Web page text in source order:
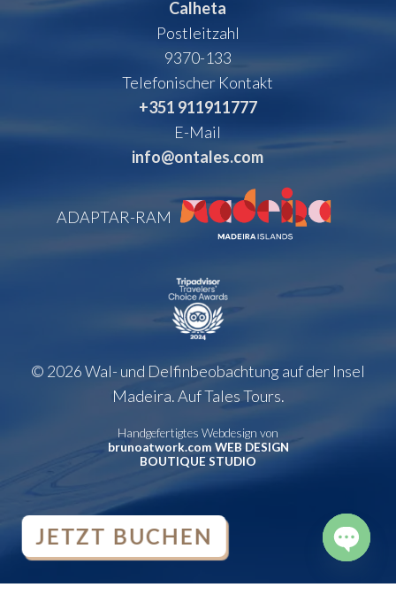
Calheta
Postleitzahl
9370-133
Telefonischer Kontakt
+351 911911777
E-Mail
info@ontales.com
ADAPTAR-RAM
© 2026 Wal- und Delfinbeobachtung auf der Insel
Madeira. Auf Tales Tours.
Handgefertigtes Webdesign von
brunoatwork.com WEB DESIGN
BOUTIQUE STUDIO
JETZT BUCHEN
CHATY